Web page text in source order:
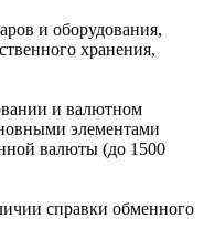
и оборудования,
хранения,
и валютном
элементами
валюты (до 1500
справки обменного